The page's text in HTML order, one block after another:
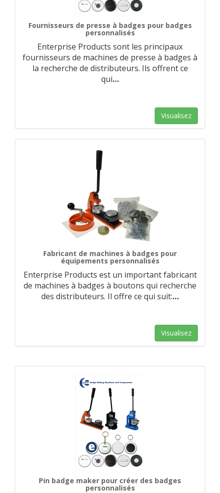
Fournisseurs de presse à badges pour badges
personnalisés
Enterprise Products sont les principaux
fournisseurs de machines de presse à badges à
la recherche de distributeurs. Ils offrent ce
qui…
Visualisez
Fabricant de machines à badges pour
équipements personnalisés
Enterprise Products est un important fabricant
de machines à badges à boutons qui recherche
des distributeurs. Il offre ce qui suit:…
Visualisez
Pin badge maker pour créer des badges
personnalisés